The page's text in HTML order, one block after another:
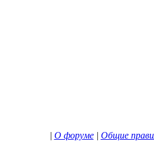
| О форуме| Общие